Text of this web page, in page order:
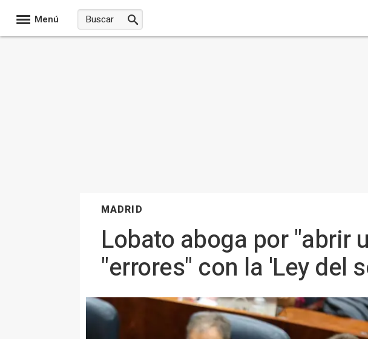
Menú
MADRID
Lobato aboga por "abrir
"errores" con la 'Ley del